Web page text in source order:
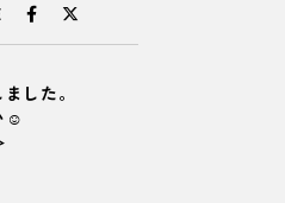
した。
☺